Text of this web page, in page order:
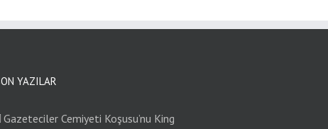
YAZILAR
Gazeteciler Cemiyeti Koşusu’nu King